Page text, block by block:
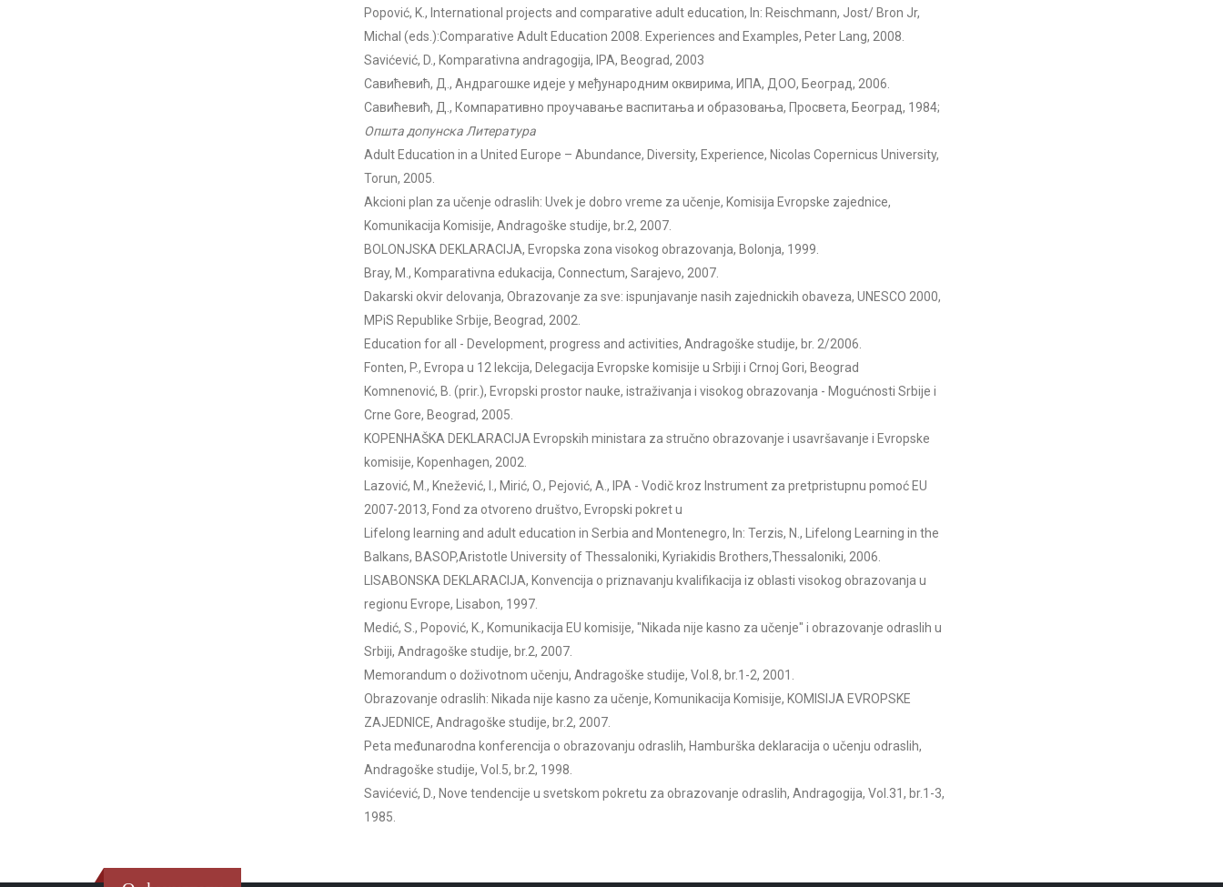
Popović, K., International projects and comparative adult education, In: Reischmann, Jost/ Bron Jr,
Michal (eds.):Comparative Adult Education 2008. Experiences and Examples, Peter Lang, 2008.
Savićević, D., Komparativna andragogija, IPA, Beograd, 2003
Савићевић, Д., Андрагошке идеје у међународним оквирима, ИПА, ДОО, Београд, 2006.
Савићевић, Д., Компаративно проучавање васпитања и образовања, Просвета, Београд, 1984;
Општа допунска Литература
Adult Education in a United Europe – Abundance, Diversity, Experience, Nicolas Copernicus University,
Torun, 2005.
Akcioni plan za učenje odraslih: Uvek je dobro vreme za učenje, Komisija Evropske zajednice,
Komunikacija Komisije, Andragoške studije, br.2, 2007.
BOLONJSKA DEKLARACIJA, Evropska zona visokog obrazovanja, Bolonja, 1999.
Bray, M., Komparativna edukacija, Connectum, Sarajevo, 2007.
Dakarski okvir delovanja, Obrazovanje za sve: ispunjavanje nasih zajednickih obaveza, UNESCO 2000,
MPiS Republike Srbije, Beograd, 2002.
Education for all - Development, progress and activities, Andragoške studije, br. 2/2006.
Fonten, P., Evropa u 12 lekcija, Delegacija Evropske komisije u Srbiji i Crnoj Gori, Beograd
Komnenović, B. (prir.), Evropski prostor nauke, istraživanja i visokog obrazovanja - Mogućnosti Srbije i
Crne Gore, Beograd, 2005.
KOPENHAŠKA DEKLARACIJA Evropskih ministara za stručno obrazovanje i usavršavanje i Evropske
komisije, Kopenhagen, 2002.
Lazović, M., Knežević, I., Mirić, O., Pejović, A., IPA - Vodič kroz Instrument za pretpristupnu pomoć EU
2007-2013, Fond za otvoreno društvo, Evropski pokret u
Lifelong learning and adult education in Serbia and Montenegro, In: Terzis, N., Lifelong Learning in the
Balkans, BASOP,Aristotle University of Thessaloniki, Kyriakidis Brothers,Thessaloniki, 2006.
LISABONSKA DEKLARACIJA, Konvencija o priznavanju kvalifikacija iz oblasti visokog obrazovanja u
regionu Evrope, Lisabon, 1997.
Medić, S., Popović, K., Komunikacija EU komisije, "Nikada nije kasno za učenje" i obrazovanje odraslih u
Srbiji, Andragoške studije, br.2, 2007.
Memorandum o doživotnom učenju, Andragoške studije, Vol.8, br.1-2, 2001.
Obrazovanje odraslih: Nikada nije kasno za učenje, Komunikacija Komisije, KOMISIJA EVROPSKE
ZAJEDNICE, Andragoške studije, br.2, 2007.
Peta međunarodna konferencija o obrazovanju odraslih, Hamburška deklaracija o učenju odraslih,
Andragoške studije, Vol.5, br.2, 1998.
Savićević, D., Nove tendencije u svetskom pokretu za obrazovanje odraslih, Andragogija, Vol.31, br.1-3,
1985.